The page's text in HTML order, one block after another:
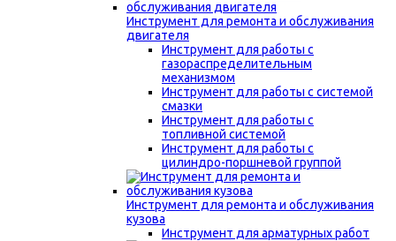
Инструмент для ремонта и обслуживания
двигателя
Инструмент для работы с
газораспределительным
механизмом
Инструмент для работы с системой
смазки
Инструмент для работы с
топливной системой
Инструмент для работы с
цилиндро-поршневой группой
Инструмент для ремонта и обслуживания
кузова
Инструмент для арматурных работ